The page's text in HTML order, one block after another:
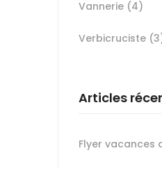
Vannerie (4)
Verbicruciste
Articles
Flyer vacances